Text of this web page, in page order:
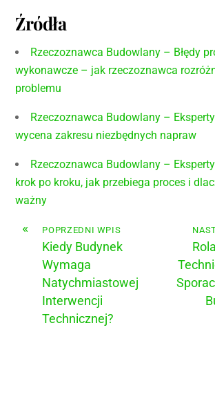
Źródła
Rzeczoznawca Budowlany – Błędy
wykonawcze – jak rzeczoznawca
problemu
Rzeczoznawca Budowlany –
wycena zakresu niezbędnych napraw
Rzeczoznawca Budowlany –
krok po kroku, jak przebiega proces i
ważny
« POPRZEDNI WPIS
Kiedy Budynek
Wymaga
Natychmiastowej
Interwencji
Technicznej?